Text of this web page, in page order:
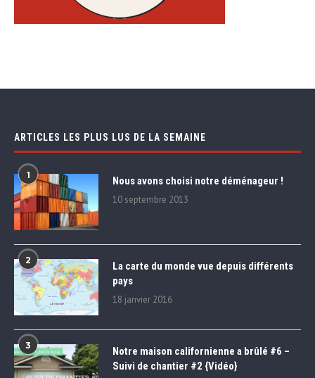
ARTICLES LES PLUS LUS DE LA SEMAINE
1 Nous avons choisi notre déménageur !
10 septembre 2013
2
La carte du monde vue depuis différents
pays
18 janvier 2016
3
Notre maison californienne a brûlé #6 –
Suivi de chantier #2 {Vidéo}